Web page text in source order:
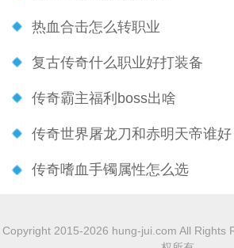
热血合击怎么转职业
复古传奇什么职业好打装备
传奇霸主福利boss出啥
传奇世界屠龙刀和赤明天帝谁好
传奇嗜血手镯属性怎么选
Copyright 2015-2026 hung-jui.com All Rights